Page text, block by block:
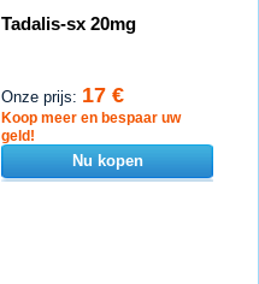
Tadalis-sx 20mg
Onze prijs: 17 €
Koop meer en bespaar uw
geld!
Nu kopen